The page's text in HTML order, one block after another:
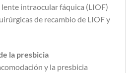
intraocular fáquica (LIOF)
de recambio de LIOF y
la presbicia
y la presbicia